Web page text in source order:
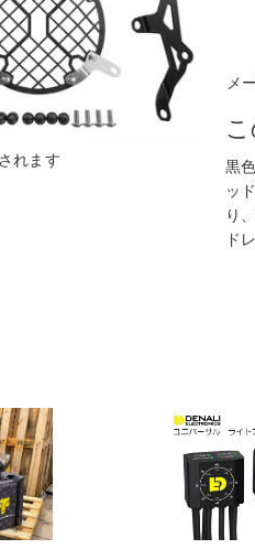
メ
黒
ッ
り
ド